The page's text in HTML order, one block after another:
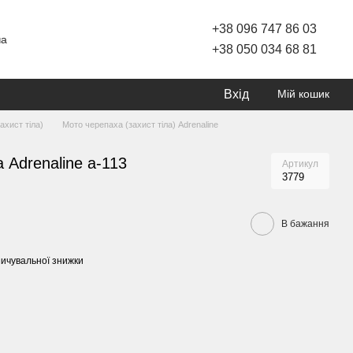
+38 096 747 86 03
+38 050 034 68 81
Вхід Мій кошик
тіла)
Мото черепаха (захист тіла) Adrenaline
Adrenaline а-113 Артикул
3779
В бажання
знижки